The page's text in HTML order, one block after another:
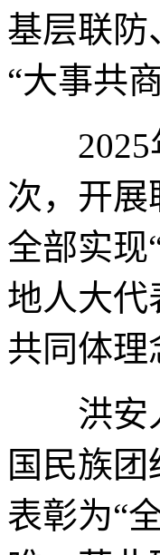
基层联防
“大事共
2025年
次，开展
全部实现
地人大代
共同体理
洪安人
国民族
表彰为“